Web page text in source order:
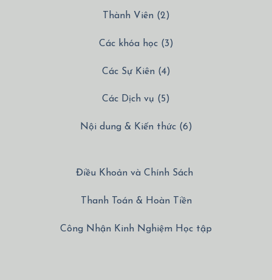
Thành Viên (2)
Các khóa học (3)
Các Sự Kiên (4)
Các Dịch vụ (5)
Nội dung & Kiến thức (6)
Điều Khoản và Chính Sách
Thanh Toán & Hoàn Tiền
Công Nhận Kinh Nghiệm Học tập